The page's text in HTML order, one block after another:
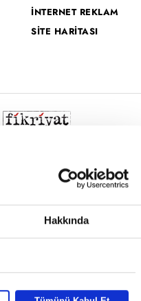
Hakkında
İNTERNET REKLAM
SİTE HARİTASI